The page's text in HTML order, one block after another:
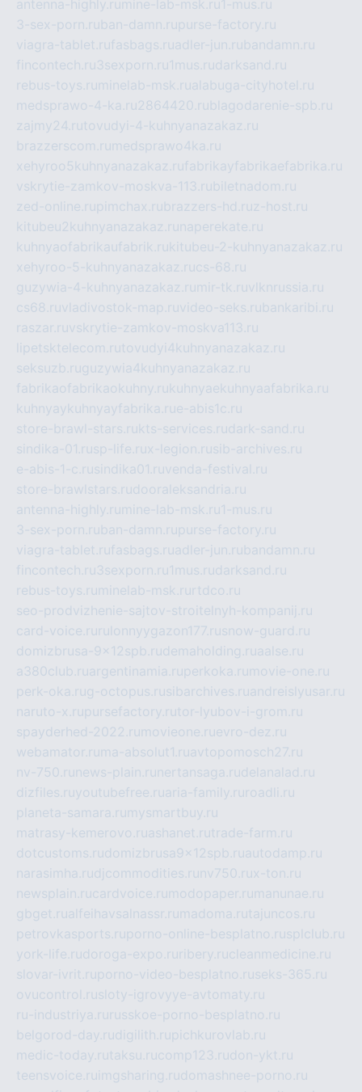
antenna-highly.ru mine-lab-msk.ru1-mus.ru
3-sex-porn.ruban-damn.rupurse-factory.ru
viagra-tablet.rufasbags.ruadler-jun.rubandamn.ru
fincontech.ru3sexporn.ru1mus.rudarksand.ru
rebus-toys.ru minelab-msk.rualabuga-cityhotel.ru
medsprawo-4-ka.ru2864420.rublagodarenie-spb.ru
zajmy24.rutovudyi-4-kuhnyanazakaz.ru
brazzerscom.ru medsprawo4ka.ru
xehyroo5kuhnyanazakaz.rufabrikayfabrikaefabrika.ru
vskrytie-zamkov-moskva-113.rubiletnadom.ru
zed-online.rupimchax.rubrazzers-hd.ruz-host.ru
kitubeu2kuhnyanazakaz.ru naperekate.ru
kuhnyaofabrikaufabrik.rukitubeu-2-kuhnyanazakaz.ru
xehyroo-5-kuhnyanazakaz.rucs-68.ru
guzywia-4-kuhnyanazakaz.ru mir-tk.ruvlknrussia.ru
cs68.ruvladivostok-map.ruvideo-seks.rubankaribi.ru
raszar.ruvskrytie-zamkov-moskva113.ru
lipetsktelecom.rutovudyi4kuhnyanazakaz.ru
seksuzb.ruguzywia4kuhnyanazakaz.ru
fabrikaofabrikaokuhny.rukuhnyaekuhnyaafabrika.ru
kuhnyaykuhnyayfabrika.rue-abis1c.ru
store-brawl-stars.rukts-services.rudark-sand.ru
sindika-01.rusp-life.rux-legion.rusib-archives.ru
e-abis-1-c.rusindika01.ruvenda-festival.ru
store-brawlstars.rudooraleksandria.ru
antenna-highly.ru mine-lab-msk.ru1-mus.ru
3-sex-porn.ruban-damn.rupurse-factory.ru
viagra-tablet.rufasbags.ruadler-jun.rubandamn.ru
fincontech.ru3sexporn.ru1mus.rudarksand.ru
rebus-toys.ru minelab-msk.ru rtdco.ru
seo-prodvizhenie-sajtov-stroitelnyh-kompanij.ru
card-voice.ru rulonnyygazon177.rusnow-guard.ru
domizbrusa-9x12spb.rudemaholding.ruaalse.ru
a380club.ruargentinamia.ruperkoka.ru movie-one.ru
perk-oka.rug-octopus.rusibarchives.ruandreislyusar.ru
naruto-x.rupursefactory.rutor-lyubov-i-grom.ru
spayderhed-2022.ru movieone.ruevro-dez.ru
webamator.ru ma-absolut1.ruavtopomosch27.ru
nv-750.ru news-plain.ru nertansaga.rudelanalad.ru
dizfiles.ruyoutubefree.ruaria-family.ru roadli.ru
planeta-samara.ru mysmartbuy.ru
matrasy-kemerovo.ruashanet.rutrade-farm.ru
dotcustoms.rudomizbrusa9x12spb.ruautodamp.ru
narasimha.rudjcommodities.ru nv750.rux-ton.ru
newsplain.rucardvoice.ru modopaper.ru manunae.ru
gbget.rualfeihavsalnassr.ru madoma.rutajuncos.ru
petrovkasports.ruporno-online-besplatno.rusplclub.ru
york-life.rudoroga-expo.ru ribery.rucleanmedicine.ru
slovar-ivrit.ruporno-video-besplatno.ruseks-365.ru
ovucontrol.rusloty-igrovyye-avtomaty.ru
ru-industriya.ru russkoe-porno-besplatno.ru
belgorod-day.rudigilith.rupichkurovlab.ru
medic-today.rutaksu.rucomp123.rudon-ykt.ru
teensvoice.ru imgsharing.rudomashnee-porno.ru